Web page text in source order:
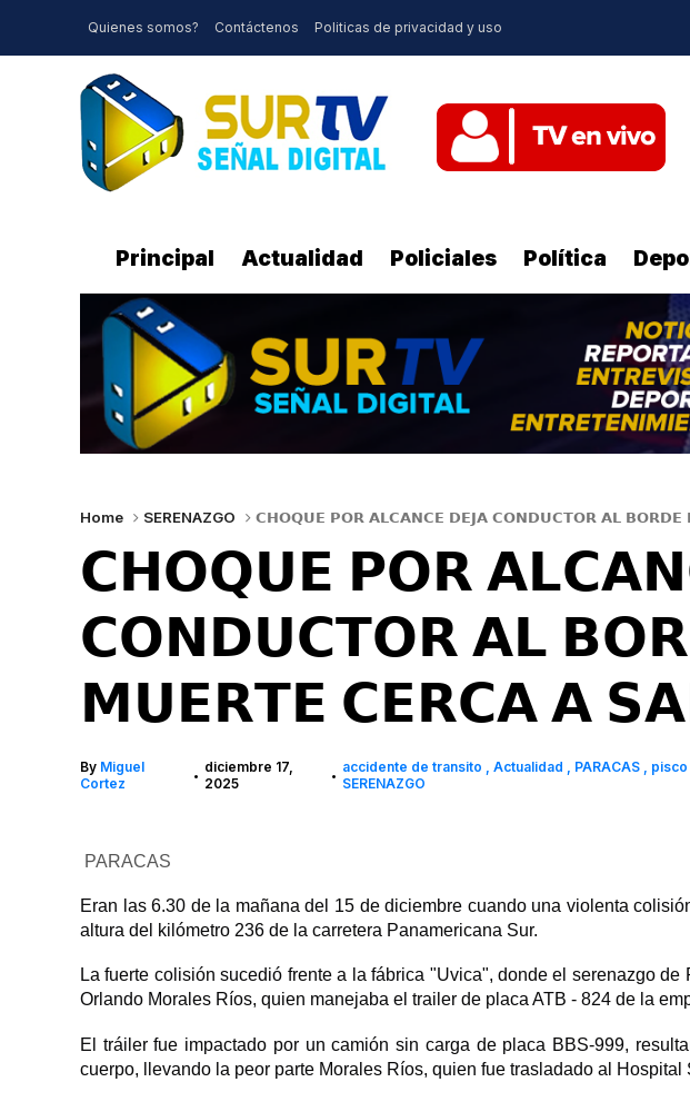
Quienes somos? Contáctenos Politicas de privacidad y uso
Principal Actualidad Policiales Política
Home SERENAZGO 𝗖𝗛𝗢𝗤𝗨𝗘 𝗣𝗢𝗥 𝗔𝗟𝗖𝗔𝗡𝗖𝗘 𝗗𝗘𝗝𝗔 𝗖𝗢𝗡𝗗𝗨𝗖𝗧𝗢𝗥 𝗔𝗟 𝗕𝗢𝗥𝗗𝗘
𝗖𝗛𝗢𝗤𝗨𝗘 𝗣𝗢𝗥
𝗖𝗢𝗡𝗗𝗨𝗖𝗧𝗢𝗥 𝗔𝗟
𝗠𝗨𝗘𝗥𝗧𝗘 𝗖𝗘𝗥𝗖𝗔 𝗔
By Miguel
Cortez
• diciembre 17,
2025
• accidente de transito Actualidad PARACAS pisco
SERENAZGO
PARACAS
Eran las 6.30 de la mañana del 15 de diciembre cuando una violenta
altura del kilómetro 236 de la carretera Panamericana Sur.
La fuerte colisión sucedió frente a la fábrica "Uvica", donde el serenazgo
Orlando Morales Ríos, quien manejaba el trailer de placa ATB - 824 de la
El tráiler fue impactado por un camión sin carga de placa BBS-999,
cuerpo, llevando la peor parte Morales Ríos, quien fue trasladado al